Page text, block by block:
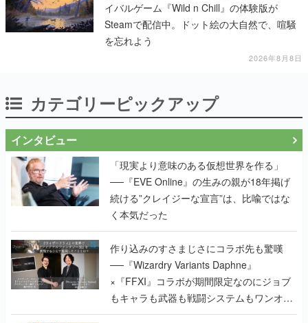
イバルゲーム『Wild n Chill』の体験版が
Steamで配信中。ドット絵の大自然で、喧騒
を忘れよう
2026年8月8日
カテゴリーピックアップ
インタビュー
「現実より意味のある仮想世界を作る」
──『EVE Online』の生みの親が18年掲げ
続ける”クレイジーな宣言”は、比喩ではな
く本気だった
作り込みのすさまじさにコラボ先も驚嘆
──『Wizardry Variants Daphne』
×『FFXI』コラボが期間限定なのにジョブ
もキャラも武器も戦闘システムもワンオフ
で作り込まれた理由を両ディレクターに聞